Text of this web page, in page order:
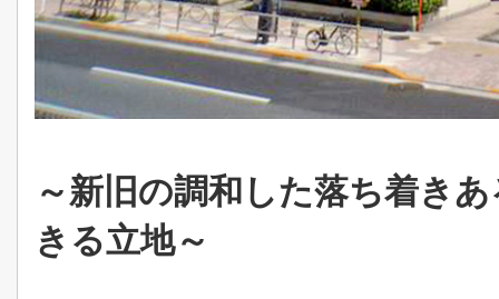
～新旧の調和した落ち着き
きる立地～